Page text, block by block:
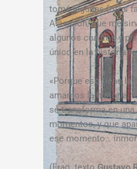
tomé algunas fotos
Asunción, que me
algunos cuadros y
único en la historia.»
«Porque eso tiene la
amamos la historia,
se transforma en
momentos, y que
ese momento…